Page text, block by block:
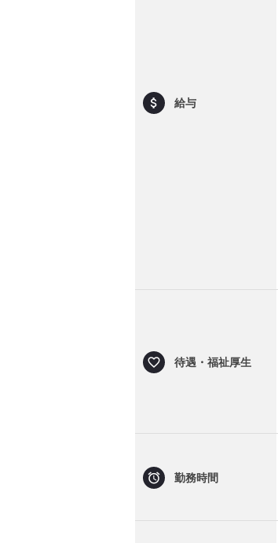
給与
待遇・福祉厚生
勤務時間